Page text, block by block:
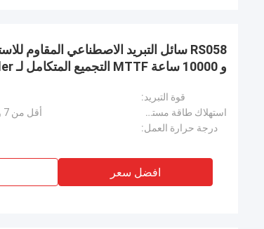
و 10000 ساعة MTTF التجميع المتكامل لـ Dewar Cooler
قوة التبريد:
استهلاك طاقة مستقر:
أقل من 7 وات (250 ميجاوات عند 77 كيلو عند 20 درجة مئوية)
درجة حرارة العمل:
افضل سعر